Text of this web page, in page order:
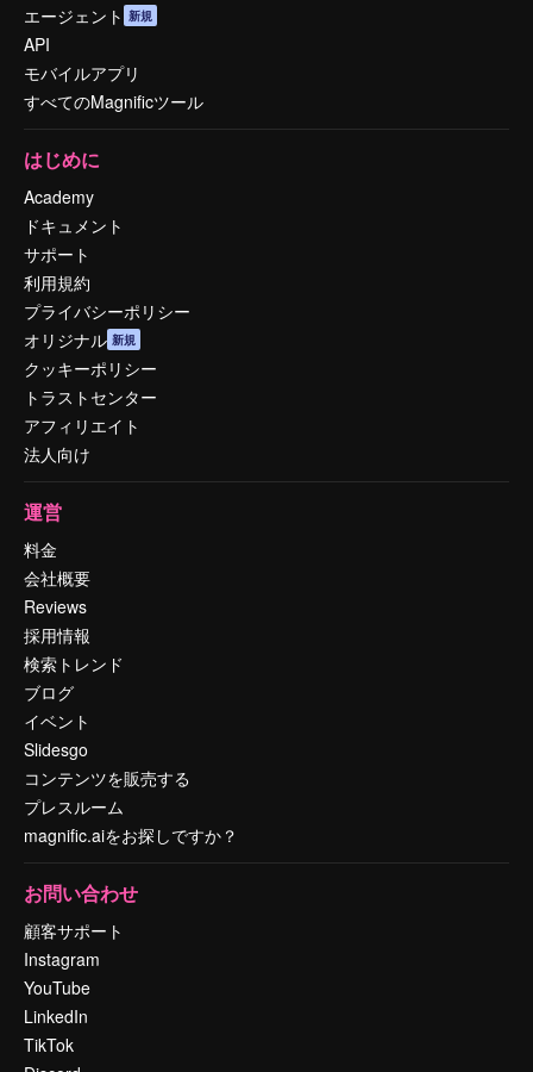
エージェント 新規
API
モバイルアプリ
すべてのMagnificツール
はじめに
Academy
ドキュメント
サポート
利用規約
プライバシーポリシー
オリジナル 新規
クッキーポリシー
トラストセンター
アフィリエイト
法人向け
運営
料金
会社概要
Reviews
採用情報
検索トレンド
ブログ
イベント
Slidesgo
コンテンツを販売する
プレスルーム
magnific.aiをお探しですか？
お問い合わせ
顧客サポート
Instagram
YouTube
LinkedIn
TikTok